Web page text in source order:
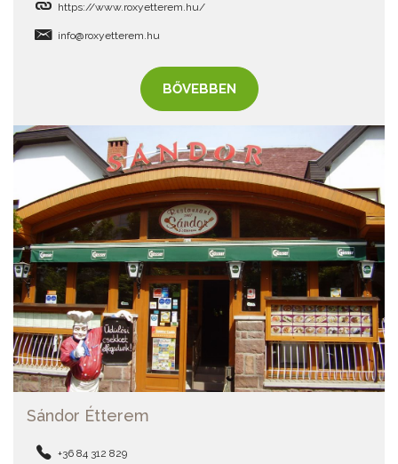
https://www.roxyetterem.hu/
info@roxyetterem.hu
BŐVEBBEN
Sándor Étterem
+36 84 312 829